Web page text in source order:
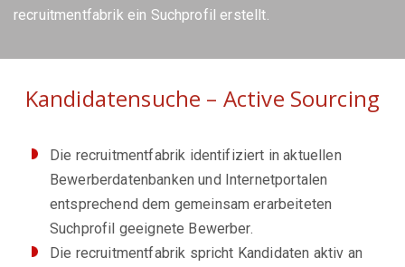
recruitmentfabrik ein Suchprofil erstellt.
Kandidatensuche – Active Sourcing
Die recruitmentfabrik identifiziert in aktuellen
Bewerberdatenbanken und Internetportalen
entsprechend dem gemeinsam erarbeiteten
Suchprofil geeignete Bewerber.
Die recruitmentfabrik spricht Kandidaten aktiv an